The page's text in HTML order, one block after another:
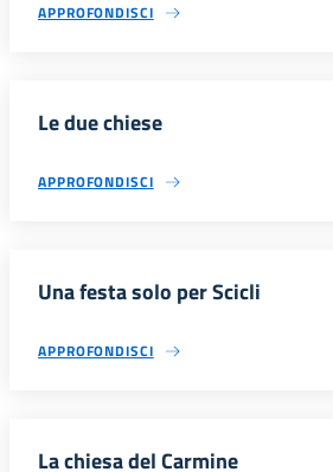
APPROFONDISCI
Le due chiese
APPROFONDISCI
Una festa solo per Scicli
APPROFONDISCI
La chiesa del Carmine